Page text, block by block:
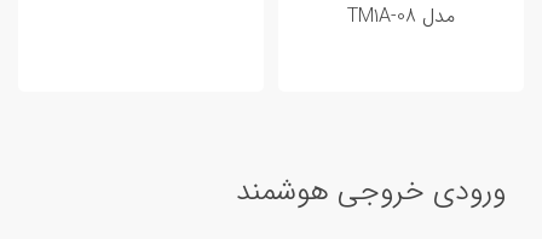
مدل TM1A-08
ورودی خروجی هوشمند